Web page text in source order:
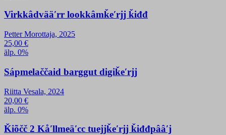
Virkkâdvääʹrr lookkâmǩeʹrjj ǩiđđ
Petter Morottaja, 2025
25,00 €
älp. 0%
Sápmelaččaid barggut digiǩeʹrjj
Riitta Vesala, 2024
20,00 €
älp. 0%
Ǩiõčč 2 Kåʹllmeäʹcc tuejjǩeʹrjj ǩiđđpââʹj